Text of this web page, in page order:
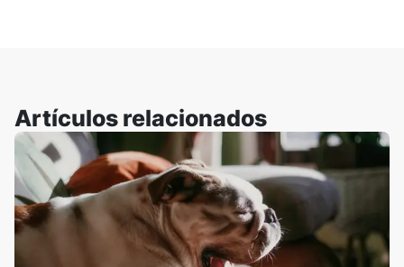
Artículos relacionados